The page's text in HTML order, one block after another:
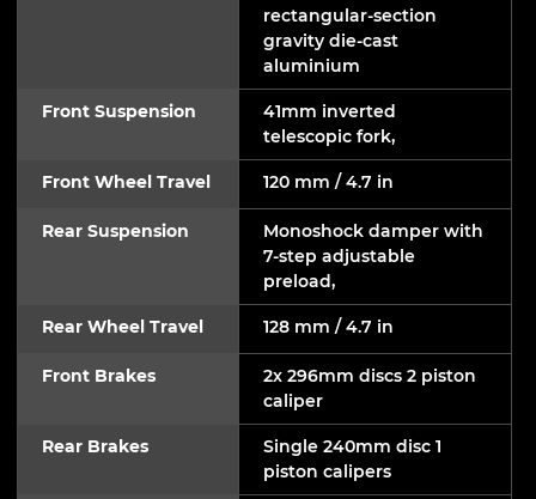
rectangular-section
gravity die-cast
aluminium
Front Suspension
41mm inverted
telescopic fork,
Front Wheel Travel 120 mm / 4.7 in
Rear Suspension
Monoshock damper with
7-step adjustable
preload,
Rear Wheel Travel 128 mm / 4.7 in
Front Brakes
2x 296mm discs 2 piston
caliper
Rear Brakes
Single 240mm disc 1
piston calipers